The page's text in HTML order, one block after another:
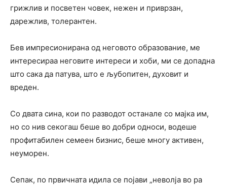
грижлив и посветен човек, нежен и приврзан,
дарежлив, толерантен.
Бев импресионирана од неговото образование, ме
интересираа неговите интереси и хоби, ми се допадна
што сака да патува, што е љубопитен, духовит и
вреден.
Со двата сина, кои по разводот останале со мајка им,
но со нив секогаш беше во добри односи, водеше
профитабилен семеен бизнис, беше многу активен,
неуморен.
Сепак, по првичната идила се појави „неволја во ра